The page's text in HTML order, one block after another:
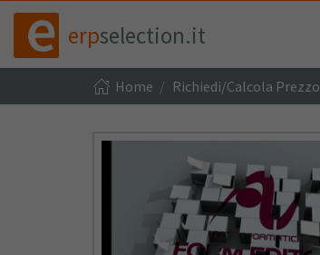
erpselection.it
Home Richiedi/Calcola Prezzo